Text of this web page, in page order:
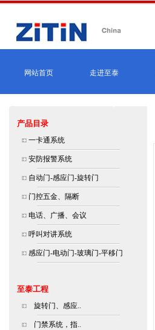
网站首页 走进至泰
产品目录
一卡通系统
安防报警系统
自动门-感应门-旋转门
门控五金、隔断
电话、广播、会议
呼叫对讲系统
感应门-电动门-玻璃门-平移门
至泰工程
旋转门、感应..
门禁系统，指..